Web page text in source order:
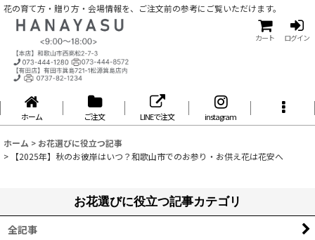
花の育て方・贈り方・会場情報を、ご注文前の参考にご覧いただけます。
カート ログイン
ホーム ご注文 LINEで注文 instagram
ホーム > お花選びに役立つ記事
>
【2025年】秋のお彼岸はいつ？和歌山市でのお参り・お供え花は花安へ
お花選びに役立つ記事カテゴリ
全記事